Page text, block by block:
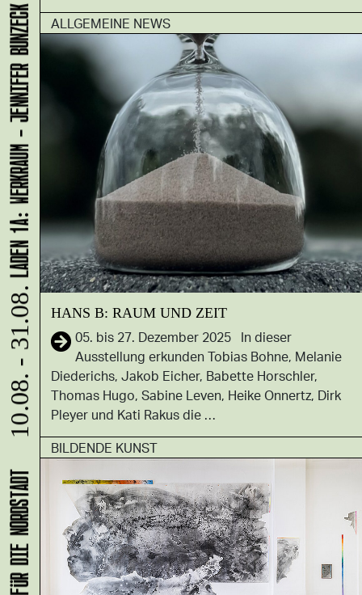
ALLGEMEINE NEWS
HANS B: RAUM UND ZEIT
05. bis 27. Dezember 2025 In dieser
Ausstellung erkunden Tobias Bohne, Melanie
Diederichs, Jakob Eicher, Babette Horschler,
Thomas Hugo, Sabine Leven, Heike Onnertz, Dirk
Pleyer und Kati Rakus die …
BILDENDE KUNST
10.08. - 31.08.
LADEN 1A: WERKRAUM - JENNIFER BUNZECK